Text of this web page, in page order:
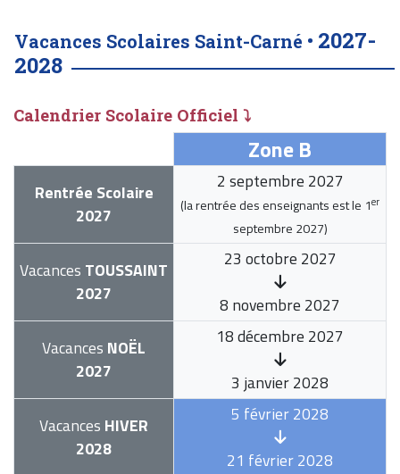
Vacances Scolaires Saint-Carné • 2027-
2028
Calendrier Scolaire Officiel ⤵
Zone B
Rentrée Scolaire
2027
2 septembre 2027
(la rentrée des enseignants est le 1er
septembre 2027)
Vacances TOUSSAINT
2027
23 octobre 2027
8 novembre 2027
Vacances NOËL
2027
18 décembre 2027
3 janvier 2028
Vacances HIVER
2028
5 février 2028
21 février 2028